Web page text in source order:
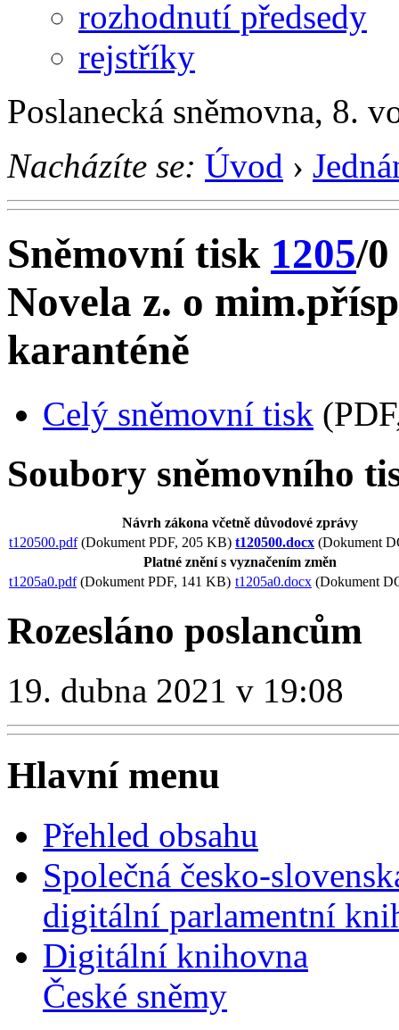
rozhodnutí předsedy
rejstříky
Poslanecká sněmovna, 8.
Nacházíte se: Úvod ›
Sněmovní tisk 1205/0
Novela z. o
karanténě
Celý sněmovní tisk
Soubory sněmovního
Návrh zákona včetně důvodové zprávy
t120500.pdf(Dokument PDF, 205 KB) t120500.docx (Dokument
Platné znění s vyznačením změn
t1205a0.pdf(Dokument PDF, 141 KB) t1205a0.docx (Dokument
Rozesláno poslancům
19. dubna 2021 v 19:08
Hlavní menu
Přehled obsahu
Společná česko-
digitální parlamentní
Digitální knihovna
České sněmy